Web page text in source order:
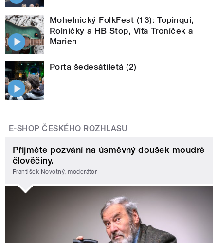
Mohelnický FolkFest (13): Topinqui,
Rolničky a HB Stop, Víťa Troníček a
Marien
Porta šedesátiletá (2)
E-SHOP ČESKÉHO ROZHLASU
Přijměte pozvání na úsměvný doušek moudré
člověčiny.
František Novotný, moderátor